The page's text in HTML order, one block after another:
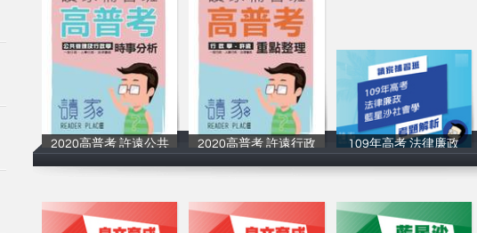
2020高普考 許遠公共
讀家補習班
2020高普考 許遠行政
讀家補習班
109年高考 法律廉政
讀家補習班